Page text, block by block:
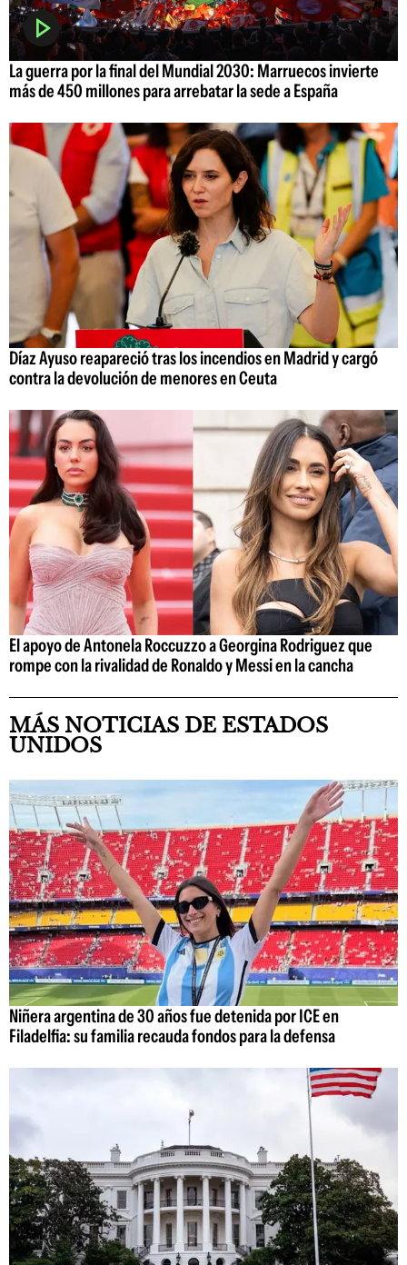
La guerra por la final del Mundial 2030: Marruecos invierte
más de 450 millones para arrebatar la sede a España
Díaz Ayuso reapareció tras los incendios en Madrid y cargó
contra la devolución de menores en Ceuta
El apoyo de Antonela Roccuzzo a Georgina Rodriguez que
rompe con la rivalidad de Ronaldo y Messi en la cancha
MÁS NOTICIAS DE ESTADOS
UNIDOS
Niñera argentina de 30 años fue detenida por ICE en
Filadelfia: su familia recauda fondos para la defensa